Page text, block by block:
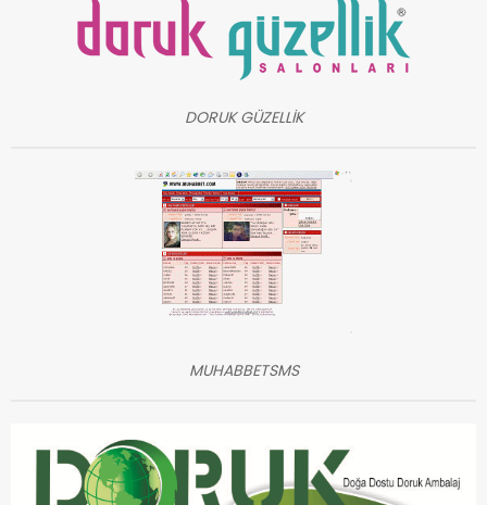
DORUK GÜZELLİK
MUHABBETSMS